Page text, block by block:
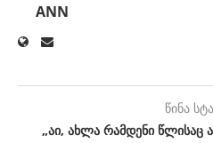
ANN
წინა
„აი, ახლა რამდენი წლისაც